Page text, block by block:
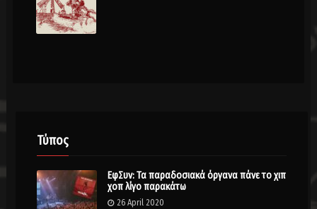
Τύπος
ΕφΣυν: Τα παραδοσιακά όργανα πάνε το χιπ
χοπ λίγο παρακάτω
26 April 2020